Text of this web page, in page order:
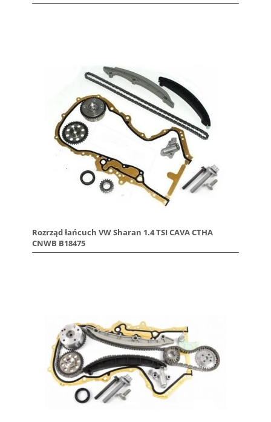
Rozrząd łańcuch VW Sharan 1.4 TSI CAVA CTHA
CNWB B18475